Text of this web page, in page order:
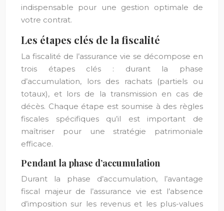
indispensable pour une gestion optimale de
votre contrat.
Les étapes clés de la fiscalité
La fiscalité de l’assurance vie se décompose en
trois étapes clés : durant la phase
d’accumulation, lors des rachats (partiels ou
totaux), et lors de la transmission en cas de
décès. Chaque étape est soumise à des règles
fiscales spécifiques qu’il est important de
maîtriser pour une stratégie patrimoniale
efficace.
Pendant la phase d’accumulation
Durant la phase d’accumulation, l’avantage
fiscal majeur de l’assurance vie est l’absence
d’imposition sur les revenus et les plus-values